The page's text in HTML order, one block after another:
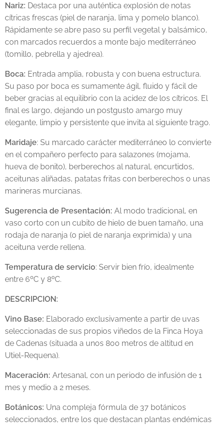
Nariz: Destaca por una auténtica explosión de notas
cítricas frescas (piel de naranja, lima y pomelo blanco).
Rápidamente se abre paso su perfil vegetal y balsámico,
con marcados recuerdos a monte bajo mediterráneo
(tomillo, pebrella y ajedrea).
Boca: Entrada amplia, robusta y con buena estructura.
Su paso por boca es sumamente ágil, fluido y fácil de
beber gracias al equilibrio con la acidez de los cítricos. El
final es largo, dejando un postgusto amargo muy
elegante, limpio y persistente que invita al siguiente trago.
Maridaje: Su marcado carácter mediterráneo lo convierte
en el compañero perfecto para salazones (mojama,
hueva de bonito), berberechos al natural, encurtidos,
aceitunas aliñadas, patatas fritas con berberechos o unas
marineras murcianas.
Sugerencia de Presentación: Al modo tradicional, en
vaso corto con un cubito de hielo de buen tamaño, una
rodaja de naranja (o piel de naranja exprimida) y una
aceituna verde rellena.
Temperatura de servicio: Servir bien frío, idealmente
entre 6ºC y 8ºC.
DESCRIPCION:
Vino Base: Elaborado exclusivamente a partir de uvas
seleccionadas de sus propios viñedos de la Finca Hoya
de Cadenas (situada a unos 800 metros de altitud en
Utiel-Requena).
Maceración: Artesanal, con un periodo de infusión de 1
mes y medio a 2 meses.
Botánicos: Una compleja fórmula de 37 botánicos
seleccionados, entre los que destacan plantas endémicas